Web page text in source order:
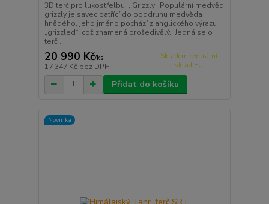
3D terč pro lukostřelbu ,,Grizzly" Populární medvěd
grizzly je savec patřící do poddruhu medvěda
hnědého, jeho jméno pochází z anglického výrazu
„grizzled“, což znamená prošedivělý. Jedná se o
terč ...
20 990 Kč/ks
17 347 Kč bez DPH
Skladem centrální
sklad EU
Přidat do košíku
Novinka